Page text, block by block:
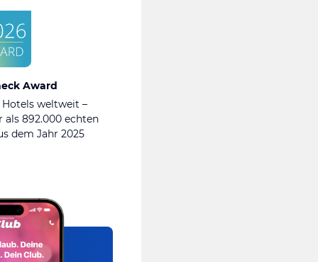
Award
weltweit –
als 892.000 echten
dem Jahr 2025